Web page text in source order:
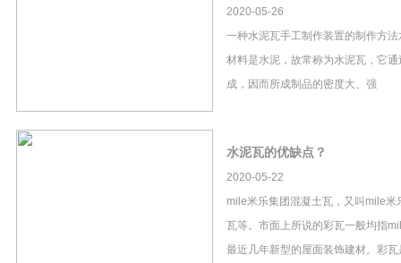
2020-05-26
一种水泥瓦手工制作装置的制作方
材料是水泥，故常称为水泥瓦，它
成，因而所成制品的密度大、强
水泥瓦的优缺点？
2020-05-22
mile米乐集团混凝土瓦，又叫mile米
瓦等。市面上所说的彩瓦一般均指
最近几年新型的屋面装饰建材。彩